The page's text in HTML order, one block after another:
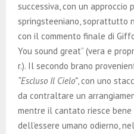
successiva, con un approccio
springsteeniano, soprattutto
con il commento finale di
You sound great” (vera e
r.). Il secondo brano
“Escluso Il Cielo”, con uno
da contraltare un
mentre il cantato riesce
dell’essere umano odierno,